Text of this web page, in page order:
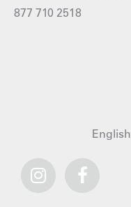
877 710 2518
English